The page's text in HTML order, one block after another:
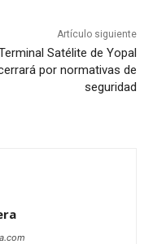
Artículo siguiente
Satélite de Yopal
por normativas de
seguridad